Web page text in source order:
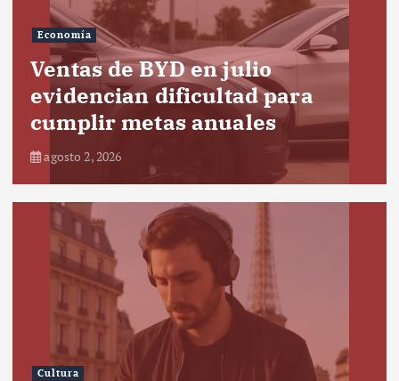
Economía
Ventas de BYD en julio
evidencian dificultad para
cumplir metas anuales
agosto 2, 2026
Cultura